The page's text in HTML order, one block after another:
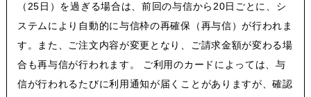
（25日）を過ぎる場合は、前回の与信から20日ごとに、シ
ステムにより自動的に与信枠の再確保（再与信）が行われま
す。また、ご注文内容が変更となり、ご請求金額が変わる場
合も再与信が行われます。 ご利用のカードによっては、与
信が行われるたびに利用通知が届くことがありますが、確認